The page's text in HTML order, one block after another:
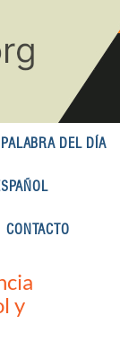
PALABRA DEL DÍA
CONTACTO
y